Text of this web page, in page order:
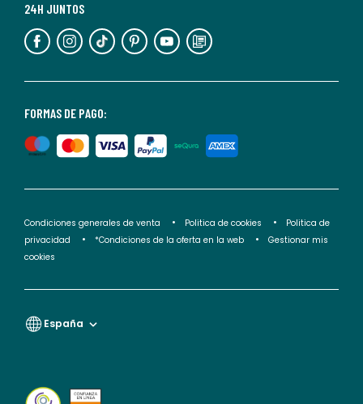
información,
puedes
nuestra
de
privacidad</2>.
FORMAS DE PAGO:
24H JUNTOS
Condiciones generales de venta Politica de cookies
Politica de
privacidad
*Condiciones de la oferta en la web
Gestionar mis
cookies
España